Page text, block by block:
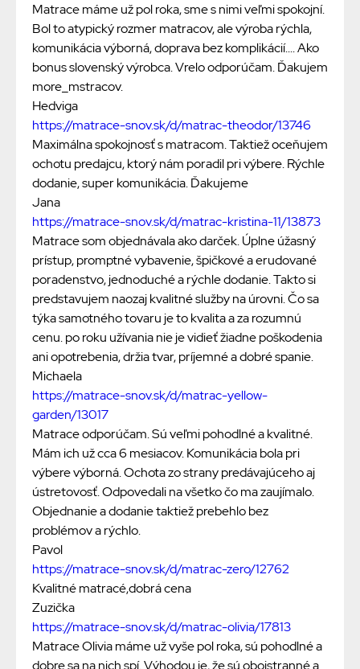
Matrace máme už pol roka, sme s nimi veľmi spokojní.
Bol to atypický rozmer matracov, ale výroba rýchla,
komunikácia výborná, doprava bez komplikácií.... Ako
bonus slovenský výrobca. Vrelo odporúčam. Ďakujem
more_mstracov.
Hedviga
https://matrace-snov.sk/d/matrac-theodor/13746
Maximálna spokojnosť s matracom. Taktiež oceňujem
ochotu predajcu, ktorý nám poradil pri výbere. Rýchle
dodanie, super komunikácia. Ďakujeme
Jana
https://matrace-snov.sk/d/matrac-kristina-11/13873
Matrace som objednávala ako darček. Úplne úžasný
prístup, promptné vybavenie, špičkové a erudované
poradenstvo, jednoduché a rýchle dodanie. Takto si
predstavujem naozaj kvalitné služby na úrovni. Čo sa
týka samotného tovaru je to kvalita a za rozumnú
cenu. po roku užívania nie je vidieť žiadne poškodenia
ani opotrebenia, držia tvar, príjemné a dobré spanie.
Michaela
https://matrace-snov.sk/d/matrac-yellow-
garden/13017
Matrace odporúčam. Sú veľmi pohodlné a kvalitné.
Mám ich už cca 6 mesiacov. Komunikácia bola pri
výbere výborná. Ochota zo strany predávajúceho aj
ústretovosť. Odpovedali na všetko čo ma zaujímalo.
Objednanie a dodanie taktiež prebehlo bez
problémov a rýchlo.
Pavol
https://matrace-snov.sk/d/matrac-zero/12762
Kvalitné matracé,dobrá cena
Zuzička
https://matrace-snov.sk/d/matrac-olivia/17813
Matrace Olivia máme už vyše pol roka, sú pohodlné a